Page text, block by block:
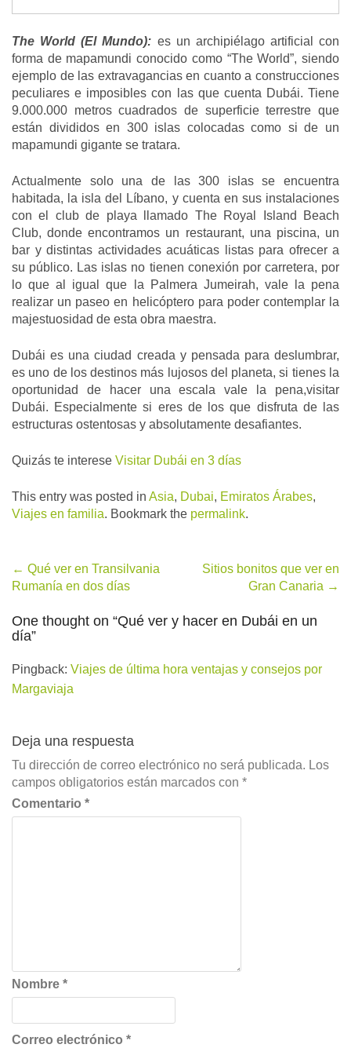
The World (El Mundo): es un archipiélago artificial con
forma de mapamundi conocido como “The World”, siendo
ejemplo de las extravagancias en cuanto a construcciones
peculiares e imposibles con las que cuenta Dubái. Tiene
9.000.000 metros cuadrados de superficie terrestre que
están divididos en 300 islas colocadas como si de un
mapamundi gigante se tratara.
Actualmente solo una de las 300 islas se encuentra
habitada, la isla del Líbano, y cuenta en sus instalaciones
con el club de playa llamado The Royal Island Beach
Club, donde encontramos un restaurant, una piscina, un
bar y distintas actividades acuáticas listas para ofrecer a
su público. Las islas no tienen conexión por carretera, por
lo que al igual que la Palmera Jumeirah, vale la pena
realizar un paseo en helicóptero para poder contemplar la
majestuosidad de esta obra maestra.
Dubái es una ciudad creada y pensada para deslumbrar,
es uno de los destinos más lujosos del planeta, si tienes la
oportunidad de hacer una escala vale la pena,visitar
Dubái. Especialmente si eres de los que disfruta de las
estructuras ostentosas y absolutamente desafiantes.
Quizás te interese Visitar Dubái en 3 días
This entry was posted in Asia, Dubai, Emiratos Árabes,
Viajes en familia. Bookmark the permalink.
Post
← Qué ver en Transilvania
Rumanía en dos días
Sitios bonitos que ver en
Gran Canaria →
One thought on “Qué ver y hacer en Dubái en un
día”
Pingback: Viajes de última hora ventajas y consejos por
Margaviaja
Deja una respuesta
Tu dirección de correo electrónico no será publicada. Los
campos obligatorios están marcados con *
Comentario *
Nombre *
Correo electrónico *